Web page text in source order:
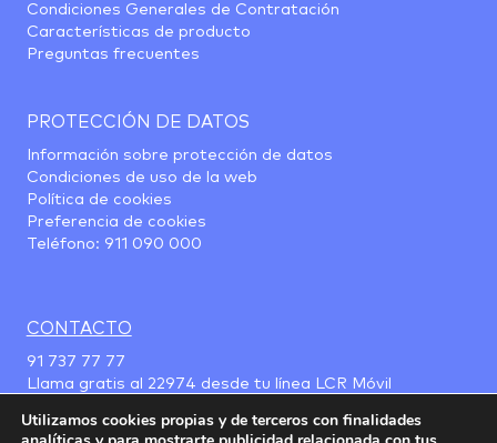
Condiciones Generales de Contratación
Características de producto
Preguntas frecuentes
PROTECCIÓN DE DATOS
Información sobre protección de datos
Condiciones de uso de la web
Política de cookies
Preferencia de cookies
Teléfono: 911 090 000
CONTACTO
91 737 77 77
Llama gratis al 22974 desde tu línea LCR Móvil
Utilizamos cookies propias y de terceros con finalidades